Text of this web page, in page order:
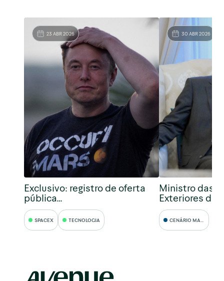
23 ABR 2026
Exclusivo: registro de oferta
pública…
SPACEX TECNOLOGIA
30 ABR 2026
Ministro das
Exteriores da
CENÁRIO MACRO